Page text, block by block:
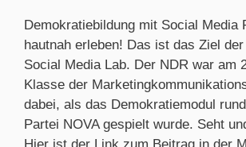
Demokratiebildung mit Social Media
hautnah erleben! Das ist das Ziel
Social Media Lab. Der NDR war am
Klasse der
dabei, als das Demokratiemodul
Partei NOVA gespielt wurde. Seht
Hier ist der Link zum Beitrag in der